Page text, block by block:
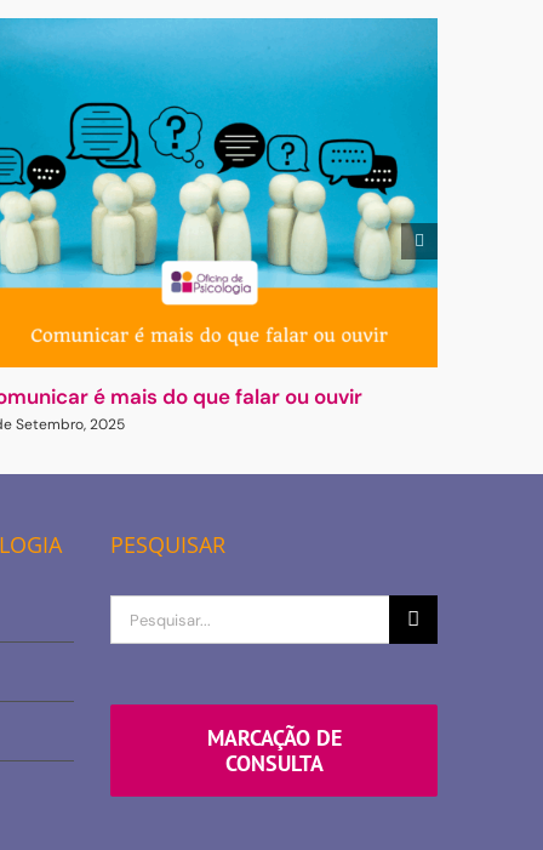
é mais do que falar ou ouvir
Setembro, 2025
PESQUISAR
Procurar
por
MARCAÇÃO DE
CONSULTA